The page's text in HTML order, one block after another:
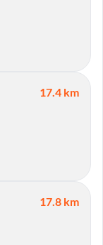
17.4 km
17.8 km